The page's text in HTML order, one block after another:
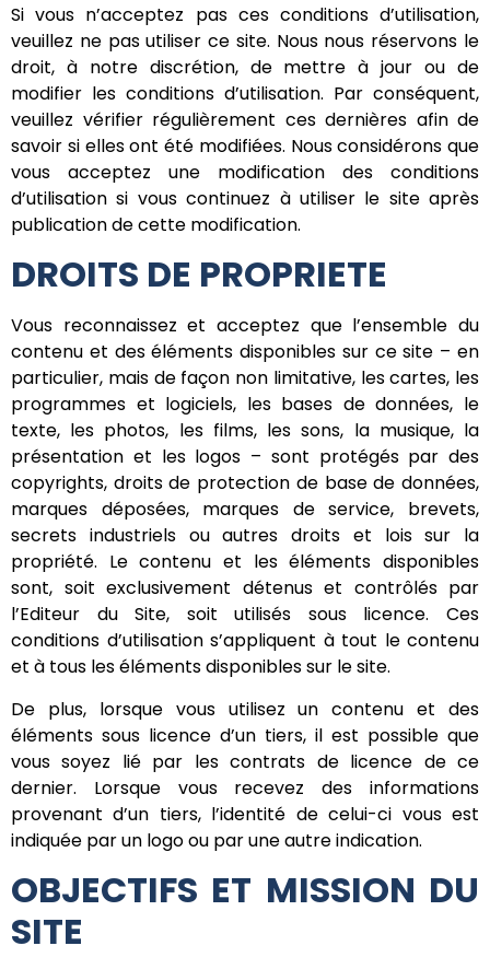
Si vous n’acceptez pas ces conditions d’utilisation,
veuillez ne pas utiliser ce site. Nous nous réservons le
droit, à notre discrétion, de mettre à jour ou de
modifier les conditions d’utilisation. Par conséquent,
veuillez vérifier régulièrement ces dernières afin de
savoir si elles ont été modifiées. Nous considérons que
vous acceptez une modification des conditions
d’utilisation si vous continuez à utiliser le site après
publication de cette modification.
DROITS DE PROPRIETE
Vous reconnaissez et acceptez que l’ensemble du
contenu et des éléments disponibles sur ce site – en
particulier, mais de façon non limitative, les cartes, les
programmes et logiciels, les bases de données, le
texte, les photos, les films, les sons, la musique, la
présentation et les logos – sont protégés par des
copyrights, droits de protection de base de données,
marques déposées, marques de service, brevets,
secrets industriels ou autres droits et lois sur la
propriété. Le contenu et les éléments disponibles
sont, soit exclusivement détenus et contrôlés par
l’Editeur du Site, soit utilisés sous licence. Ces
conditions d’utilisation s’appliquent à tout le contenu
et à tous les éléments disponibles sur le site.
De plus, lorsque vous utilisez un contenu et des
éléments sous licence d’un tiers, il est possible que
vous soyez lié par les contrats de licence de ce
dernier. Lorsque vous recevez des informations
provenant d’un tiers, l’identité de celui-ci vous est
indiquée par un logo ou par une autre indication.
OBJECTIFS ET MISSION DU
SITE